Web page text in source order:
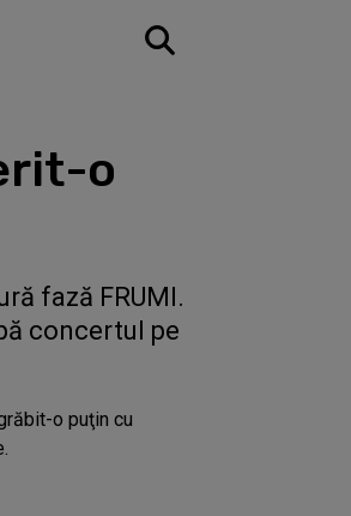
o
fază FRUMI.
concertul pe
o puţin cu